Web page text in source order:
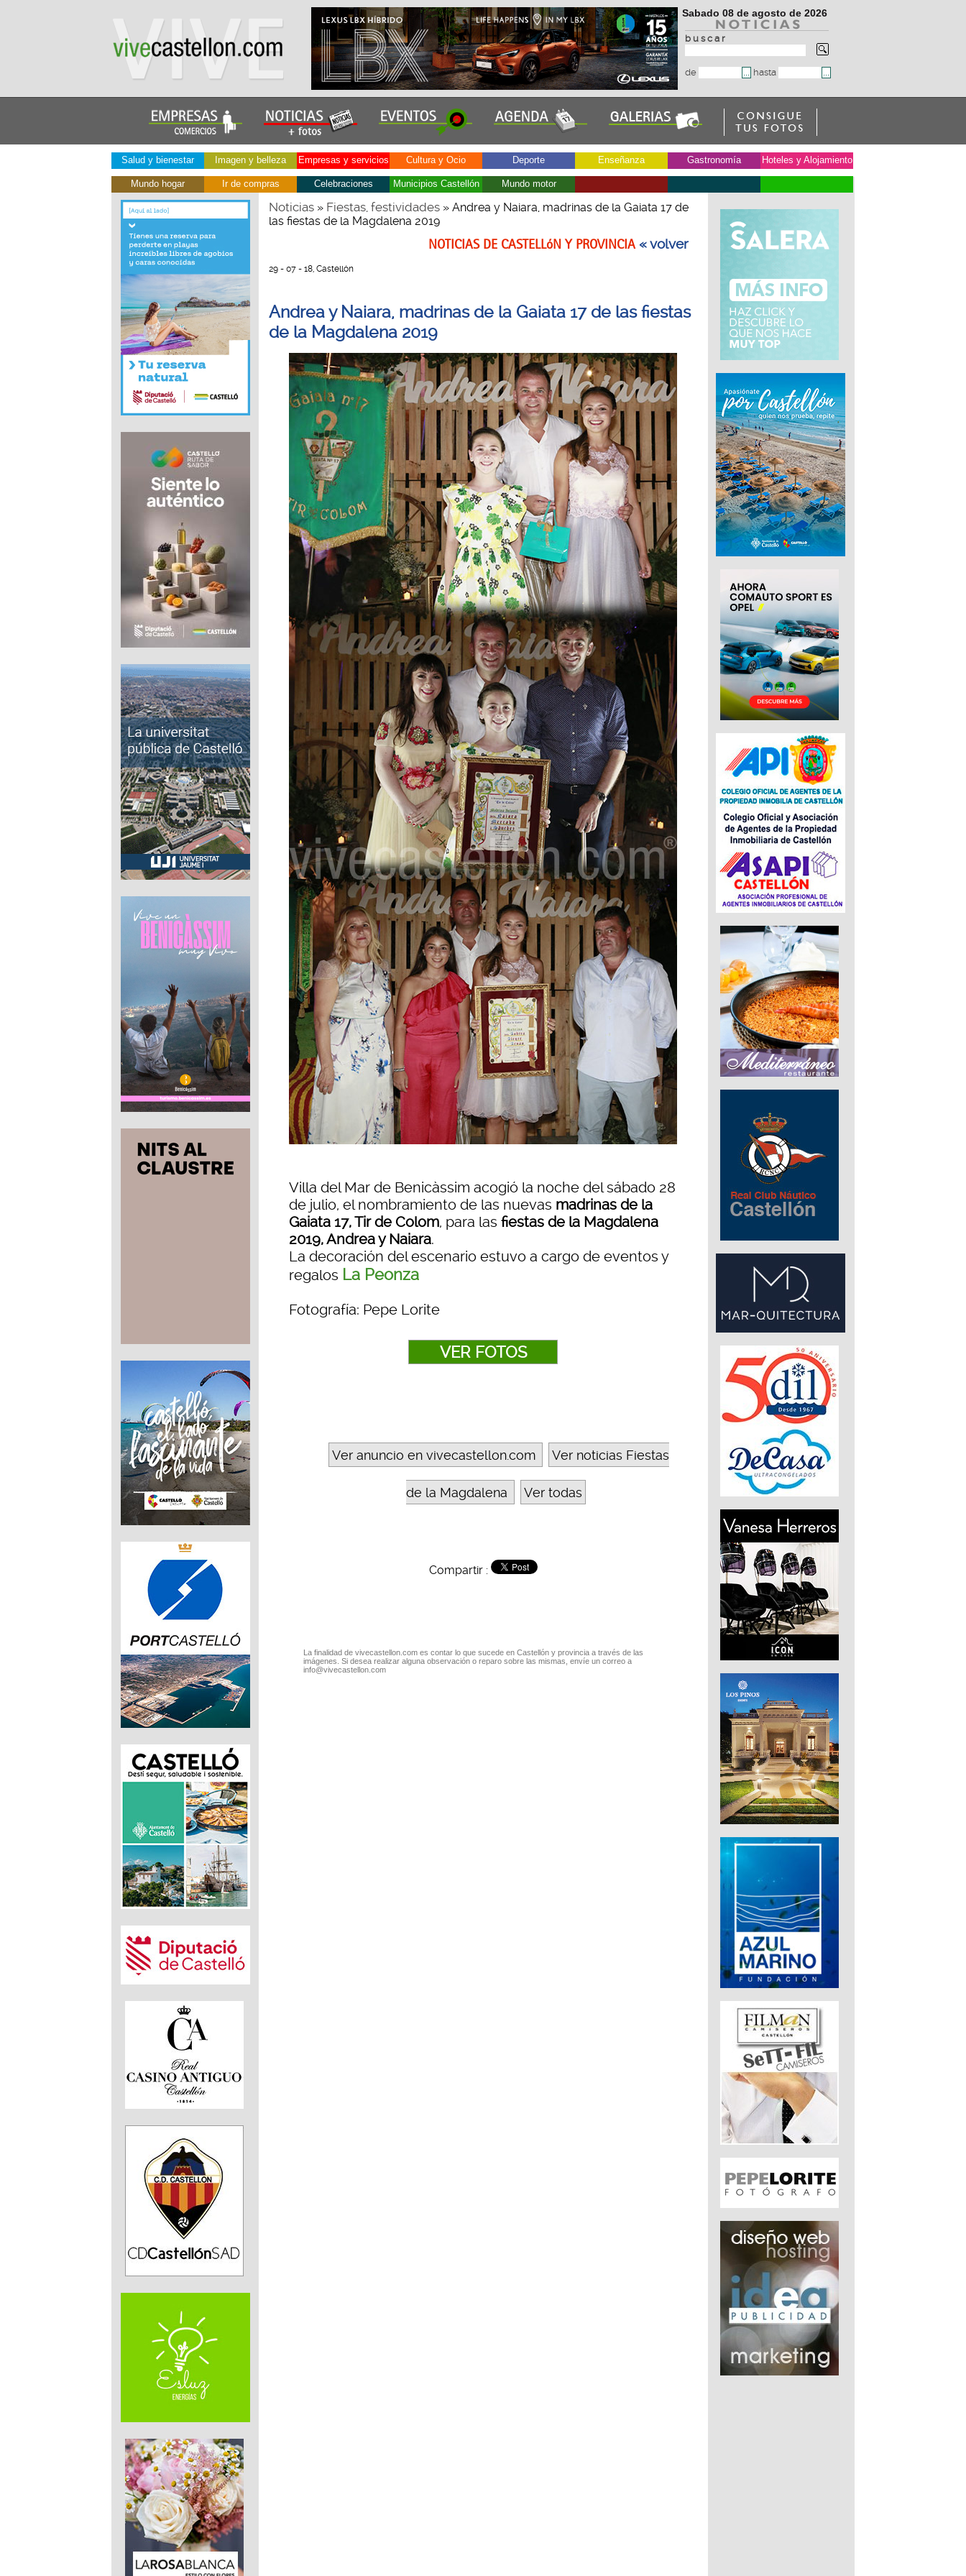
Sabado 08 de agosto de 2026
b u s c a r
de hasta
Salud y bienestar Imagen y belleza Empresas y servicios Cultura y Ocio Deporte Enseñanza Gastronomía Hoteles y Alojamiento
Mundo hogar Ir de compras Celebraciones Municipios Castellón Mundo motor
Noticias» Fiestas, festividades» Andrea y Naiara, madrinas de la Gaiata 17 de
las fiestas de la Magdalena 2019
NOTICIAS DE CASTELLóN Y PROVINCIA« volver
29 - 07 - 18, Castellón
Andrea y Naiara, madrinas de la Gaiata 17 de las fiestas
de la Magdalena 2019
Villa del Mar de Benicàssim acogió la noche del sábado 28
de julio, el nombramiento de las nuevas madrinas de la
Gaiata 17, Tir de Colom, para las fiestas de la Magdalena
2019, Andrea y Naiara.
La decoración del escenario estuvo a cargo de eventos y
regalos La Peonza
Fotografía: Pepe Lorite
VER FOTOS
Ver anuncio en vivecastellon.com Ver noticias Fiestas
de la Magdalena Ver todas
Compartir :
La finalidad de vivecastellon.com es contar lo que sucede en Castellón y provincia a través de las
imágenes. Si desea realizar alguna observación o reparo sobre las mismas, envíe un correo a
info@vivecastellon.com